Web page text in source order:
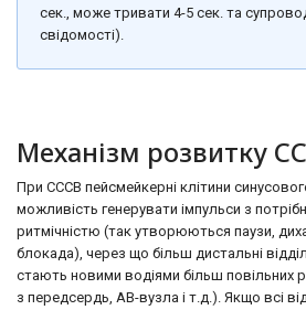
сек., може тривати 4-5 сек. та
свідомості).
Механізм розвитку
При СССВ пейсмейкерні клітини
можливість генерувати імпульси з
ритмічністю (так утворюються паузи,
блокада), через що більш дистальні
стають новими водіями більш повільних
з передсердь, АВ-вузла і т.д.). Якщо всі